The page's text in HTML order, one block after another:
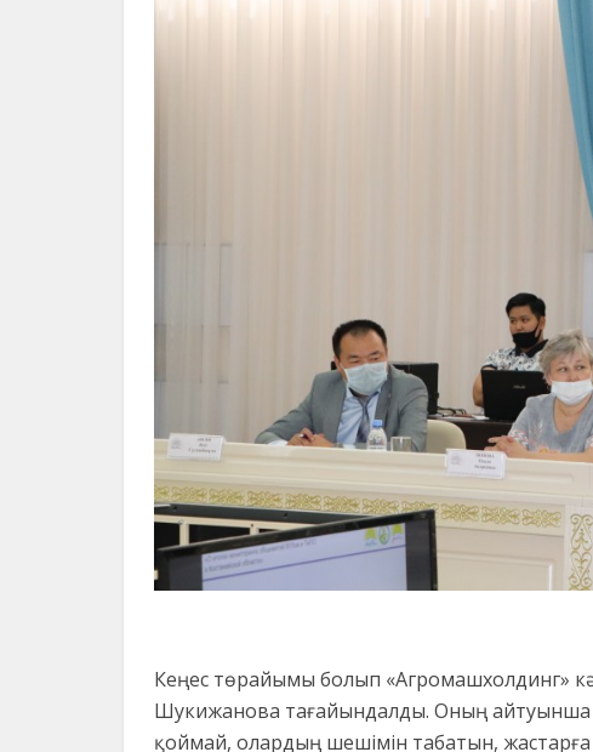
Кеңес төрайымы болып «Агромашхолдинг»
Шукижанова тағайындалды. Оның айтуынша
қоймай, олардың шешімін табатын, жастарға